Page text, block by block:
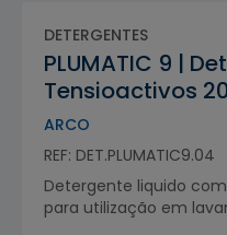
DETERGENTES
PLUMATIC 9 |
Tensioactivos
ARCO
REF: DET.PLUMATIC9.04
Detergente liquido
para utilização em